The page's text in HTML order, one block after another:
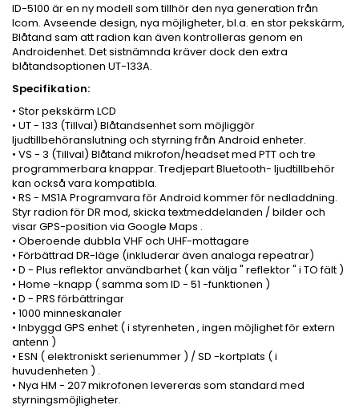
ID-5100 är en ny modell som tillhör den nya generation från
Icom. Avseende design, nya möjligheter, bl.a. en stor pekskärm,
Blåtand sam att radion kan även kontrolleras genom en
Androidenhet. Det sistnämnda kräver dock den extra
blåtandsoptionen UT-133A.
Specifikation:
• Stor pekskärm LCD
• UT - 133 (Tillval) Blåtandsenhet som möjliggör
ljudtillbehöranslutning och styrning från Android enheter.
• VS - 3 (Tillval) Blåtand mikrofon/headset med PTT och tre
programmerbara knappar. Tredjepart Bluetooth- ljudtillbehör
kan också vara kompatibla.
• RS - MS1A Programvara för Android kommer för nedladdning.
Styr radion för DR mod, skicka textmeddelanden / bilder och
visar GPS-position via Google Maps .
• Oberoende dubbla VHF och UHF-mottagare
• Förbättrad DR-läge (inkluderar även analoga repeatrar)
• D - Plus reflektor användbarhet ( kan välja " reflektor " i TO fält )
• Home -knapp ( samma som ID - 51 -funktionen )
• D - PRS förbättringar
• 1000 minneskanaler
• Inbyggd GPS enhet ( i styrenheten , ingen möjlighet för extern
antenn )
• ESN ( elektroniskt serienummer ) / SD -kortplats ( i
huvudenheten ) .
• Nya HM - 207 mikrofonen levereras som standard med
styrningsmöjligheter.